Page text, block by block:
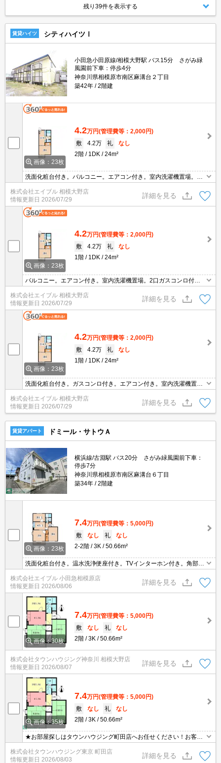
残り39件を表示する
賃貸ハイツ シティハイツⅠ
小田急小田原線/相模大野駅 バス15分 さがみ緑
風園前下車：停歩4分
神奈川県相模原市南区麻溝台２丁目
築42年
2階建
画像：23枚
4.2万円(管理費等：2,000円)
敷
4.2万 礼
なし
2階
1DK 24m²
洗面化粧台付き。バルコニー。エアコン付き。室内洗濯機置場。最
利用可能物件です。コンビニが近く(370m)買物便利。
株式会社エイブル 相模大野店
情報更新日 2026/07/29
詳細を見る
画像：23枚
4.2万円(管理費等：2,000円)
敷
4.2万 礼
なし
1階
1DK 24m²
バルコニー。エアコン付き。室内洗濯機置場。2口ガスコンロ付。
独立洗面化粧台付き。収納あり。下駄箱有り。居室フローリング。
駅まで平坦。緑が多く癒されます。あなたの新生活応援します！。
株式会社エイブル 相模大野店
情報更新日 2026/07/29
詳細を見る
画像：23枚
4.2万円(管理費等：2,000円)
敷
4.2万 礼
なし
1階
1DK 24m²
洗面化粧台付き。ガスコンロ付き。エアコン付き。室内洗濯機置
場。女性限定。学生さんにオススメ。「エイブル学割」利用可能物
件です。エイブル女子割で仲介手数料家賃の0.55ヶ月分より10％Ｏ
ＦＦ。
株式会社エイブル 相模大野店
情報更新日 2026/07/29
詳細を見る
賃貸アパート ドミール・サトウＡ
横浜線/古淵駅 バス20分 さがみ緑風園前下車：
停歩7分
神奈川県相模原市南区麻溝台６丁目
築34年
2階建
画像：23枚
7.4万円(管理費等：5,000円)
敷
なし 礼
なし
2-2階
3K 50.66m²
洗面化粧台付き。温水洗浄便座付き。TVインターホン付き。角部
屋。オンライン対応可。インターネット無料。最上階。角部屋。現
地待ち合わせ、物件ご案内可能。
株式会社エイブル 小田急相模原店
情報更新日 2026/08/06
詳細を見る
画像：30枚
7.4万円(管理費等：5,000円)
敷
なし 礼
なし
2階
3K 50.66m²
株式会社タウンハウジング神奈川 相模大野店
情報更新日 2026/08/07
詳細を見る
画像：35枚
7.4万円(管理費等：5,000円)
敷
なし 礼
なし
2階
3K 50.66m²
★お部屋探しはタウンハウジング町田店へお任せください！お客様
のご条件にピッタリなお部屋をご紹介可能です！！お引越しのプロ
が精一杯お手伝いさせていただきます！！★
株式会社タウンハウジング東京 町田店
情報更新日 2026/08/03
詳細を見る